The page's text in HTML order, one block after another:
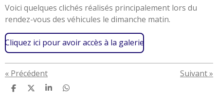
Voici quelques clichés réalisés principalement lors du
rendez-vous des véhicules le dimanche matin.
Cliquez ici pour avoir accès à la galerie
« Précédent Suivant»
P
P
P
P